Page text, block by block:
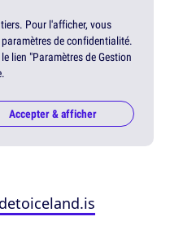
Pour l'afficher, vous
de confidentialité.
lien "Paramètres de Gestion
Accepter & afficher